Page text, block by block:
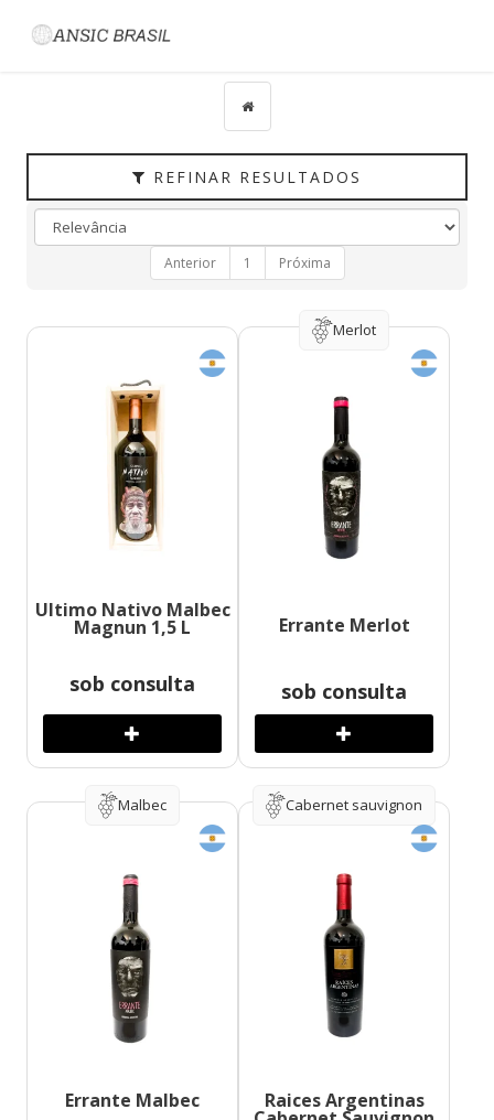
REFINAR RESULTADOS
UVAS
VINÍCOLA
Anterior 1 Próxima
Ultimo Nativo Malbec
Magnun 1,5 L
sob consulta
Merlot
Errante Merlot
sob consulta
Malbec
Errante Malbec
Cabernet sauvignon
Raices Argentinas